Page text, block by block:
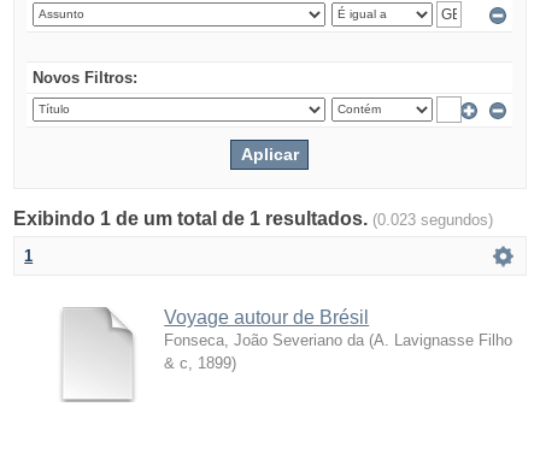
Novos Filtros:
Exibindo 1 de um total de 1 resultados. (0.023 segundos)
1
Voyage autour de Brésil
Fonseca, João Severiano da (A. Lavignasse Filho
& c
1899)